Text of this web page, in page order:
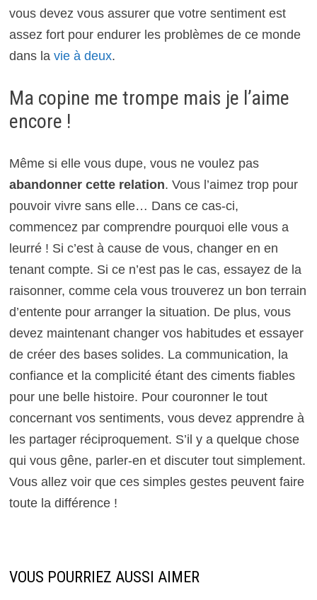
vous devez vous assurer que votre sentiment est
assez fort pour endurer les problèmes de ce monde
dans la vie à deux.
Ma copine me trompe mais je l’aime
encore !
Même si elle vous dupe, vous ne voulez pas
abandonner cette relation. Vous l’aimez trop pour
pouvoir vivre sans elle… Dans ce cas-ci,
commencez par comprendre pourquoi elle vous a
leurré ! Si c’est à cause de vous, changer en en
tenant compte. Si ce n’est pas le cas, essayez de la
raisonner, comme cela vous trouverez un bon terrain
d’entente pour arranger la situation. De plus, vous
devez maintenant changer vos habitudes et essayer
de créer des bases solides. La communication, la
confiance et la complicité étant des ciments fiables
pour une belle histoire. Pour couronner le tout
concernant vos sentiments, vous devez apprendre à
les partager réciproquement. S’il y a quelque chose
qui vous gêne, parler-en et discuter tout simplement.
Vous allez voir que ces simples gestes peuvent faire
toute la différence !
VOUS POURRIEZ AUSSI AIMER